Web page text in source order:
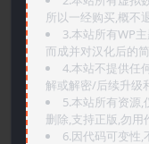
所以一经购买,概不
3.本站所有WP
而成并对汉化后的
4.本站不提供任
解或解密/后续升级
5.本站所有资源
删除,支持正版,勿用
6.因代码可变性